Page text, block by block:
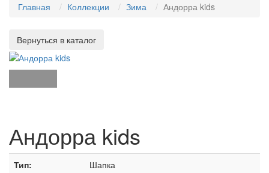
Главная Коллекции Зима Андорра kids
Андорра kids
Тип:
Шапка